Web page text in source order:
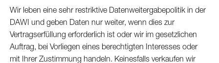
Wir leben eine sehr restriktive Datenweitergabepolitik in der
DAWI und geben Daten nur weiter, wenn dies zur
Vertragserfüllung erforderlich ist oder wir im gesetzlichen
Auftrag, bei Vorliegen eines berechtigten Interesses oder
mit Ihrer Zustimmung handeln. Keinesfalls verkaufen wir